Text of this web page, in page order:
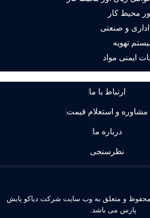
کار
و صنعتی
تهویه
مواد
ارتباط با ما
و استعلام قیمت
درباره ما
نظرسنجی
و متعلق به وب سایت شرکت دیاکو پایش
پارس می باشد.